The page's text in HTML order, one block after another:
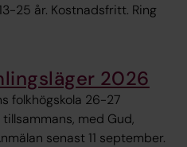
25 år. Kostnadsfritt. Ring
2026
folkhögskola 26-27
med Gud,
senast 11 september.